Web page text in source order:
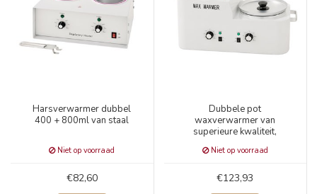
Harsverwarmer dubbel
400 + 800ml van staal
Niet op voorraad
€82,60
Dubbele pot
waxverwarmer van
superieure kwaliteit,
Niet op voorraad
€123,93